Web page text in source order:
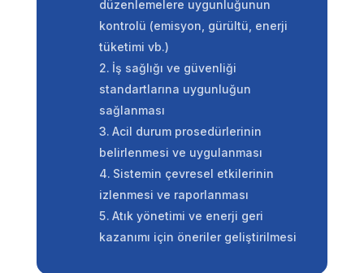
düzenlemelere uygunluğunun
kontrolü (emisyon, gürültü, enerji
tüketimi vb.)
İş sağlığı ve güvenliği
standartlarına uygunluğun
sağlanması
Acil durum prosedürlerinin
belirlenmesi ve uygulanması
Sistemin çevresel etkilerinin
izlenmesi ve raporlanması
Atık yönetimi ve enerji geri
kazanımı için öneriler geliştirilmesi